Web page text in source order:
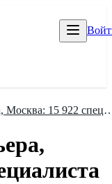
Дизайнеры интерьера,